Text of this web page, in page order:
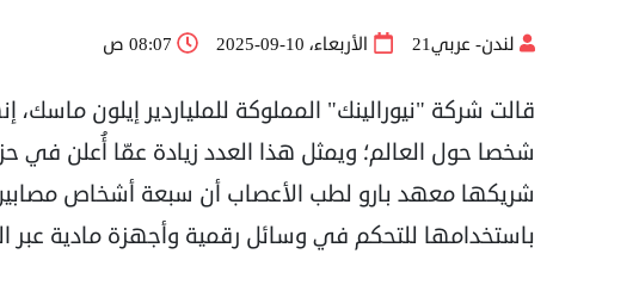
لندن- عربي21 الأربعاء، 10-09-2025 08:07 ص
شخصا حول العالم؛ ويمثل هذا العدد زيادة عمّا أُعلن في
شريكها معهد بارو لطب الأعصاب أن سبعة أشخاص مصابين
باستخدامها للتحكم في وسائل رقمية وأجهزة مادية عبر